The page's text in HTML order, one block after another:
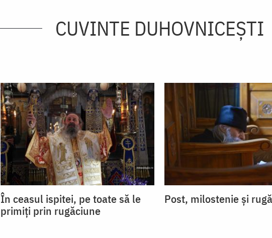
CUVINTE DUHOVNICEȘTI
În ceasul ispitei, pe toate să le
primiți prin rugăciune
Post, milostenie și